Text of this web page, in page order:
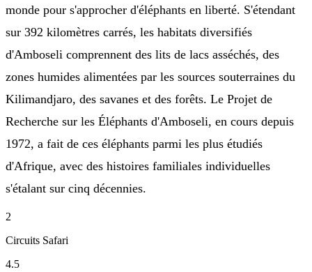
monde pour s'approcher d'éléphants en liberté. S'étendant
sur 392 kilomètres carrés, les habitats diversifiés
d'Amboseli comprennent des lits de lacs asséchés, des
zones humides alimentées par les sources souterraines du
Kilimandjaro, des savanes et des forêts. Le Projet de
Recherche sur les Éléphants d'Amboseli, en cours depuis
1972, a fait de ces éléphants parmi les plus étudiés
d'Afrique, avec des histoires familiales individuelles
s'étalant sur cinq décennies.
2
Circuits Safari
4.5